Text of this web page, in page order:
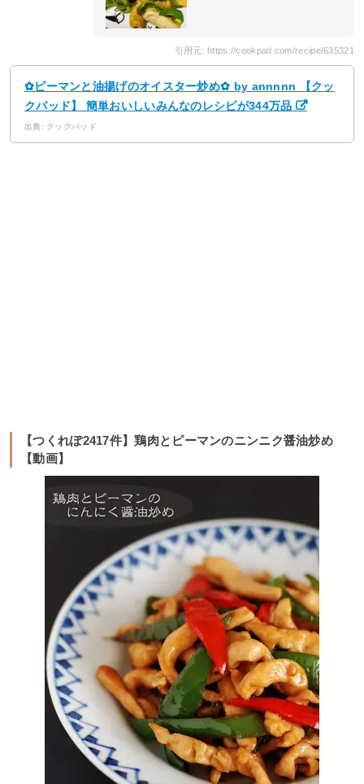
引用元: https://cookpad.com/recipe/635321
✿ピーマンと油揚げのオイスター炒め✿ by annnnn 【クッ
クパッド】 簡単おいしいみんなのレシピが344万品
出典: クックパッド
【つくれぽ2417件】鶏肉とピーマンのニンニク醤油炒め
【動画】